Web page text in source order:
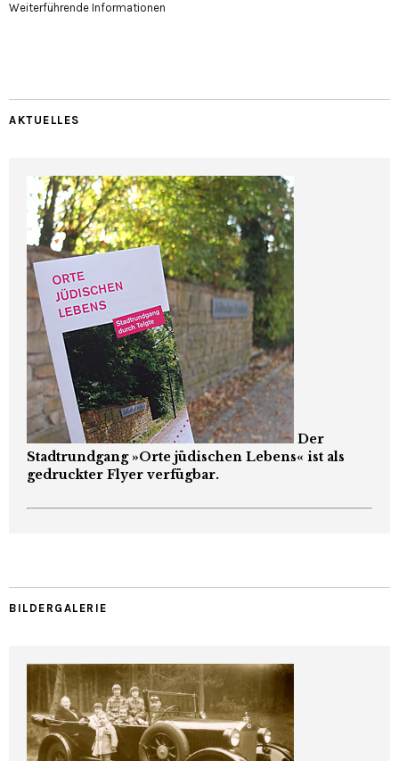
Weiterführende Informationen
AKTUELLES
Der
Stadtrundgang »Orte jüdischen Lebens« ist als
gedruckter Flyer verfügbar.
BILDERGALERIE